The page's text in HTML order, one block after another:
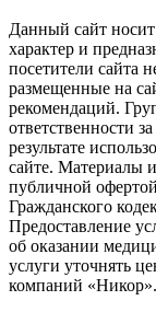
Данный сайт
характер и
посетители сайта
размещенные на
рекомендаций.
ответственности
результате
сайте. Материалы
публичной
Гражданского
Предоставление
об оказании
услуги уточнять
компаний «Никор».